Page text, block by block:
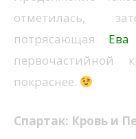
отметилась,
потрясающая
первочастийной
покраснее.
Спартак: Кровь и